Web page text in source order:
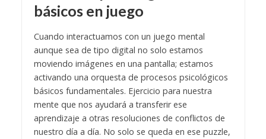
básicos en juego
Cuando interactuamos con un juego mental
aunque sea de tipo digital no solo estamos
moviendo imágenes en una pantalla; estamos
activando una orquesta de procesos psicológicos
básicos fundamentales. Ejercicio para nuestra
mente que nos ayudará a transferir ese
aprendizaje a otras resoluciones de conflictos de
nuestro día a día. No solo se queda en ese puzzle,